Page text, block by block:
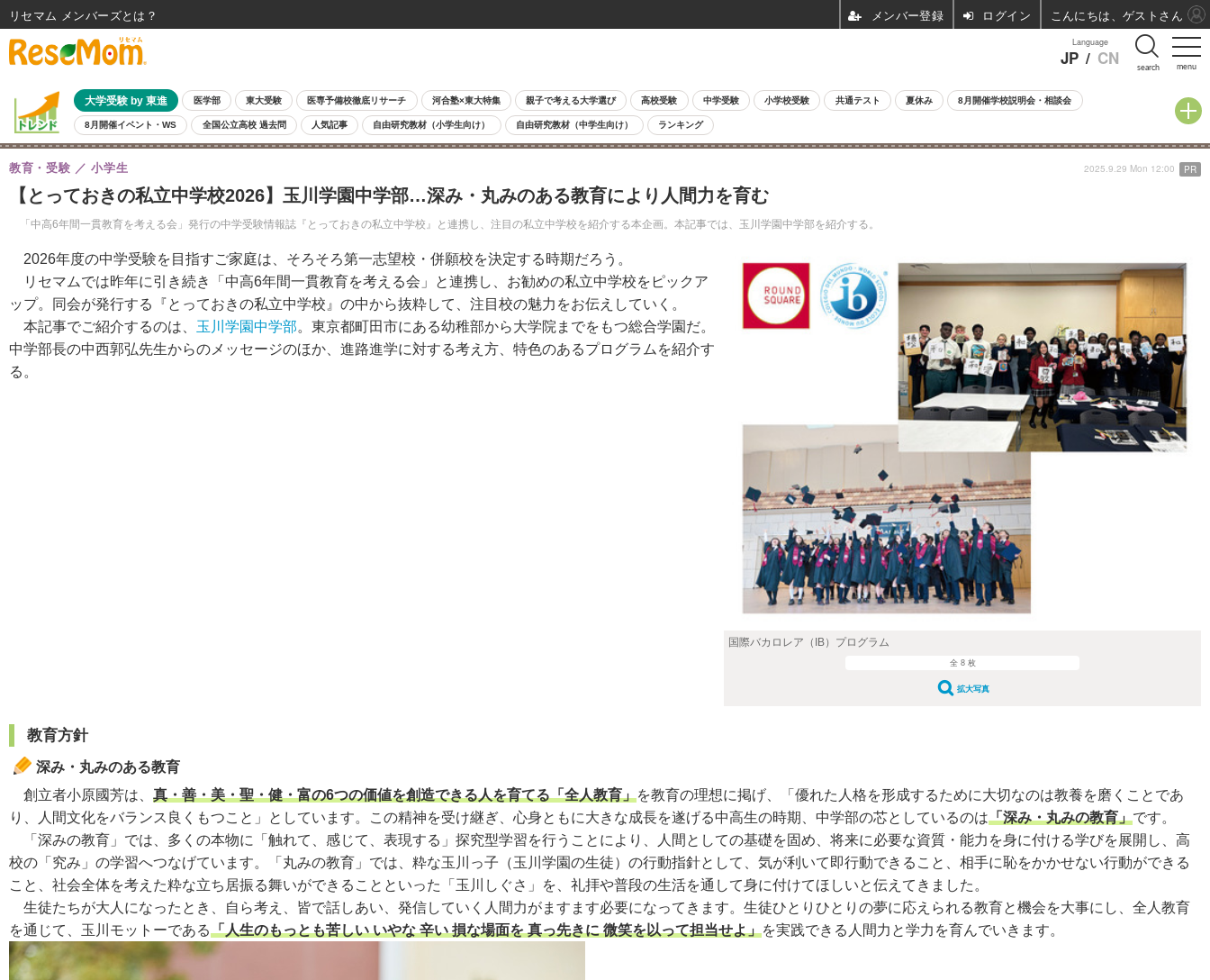
menu
Language
JP / CN search
大学受験 by 東進 医学部 東大受験 医専予備校徹底リサーチ 河合塾×東大特集 親子で考える大学選び 高校受験 中学受験 小学校受験 共通テスト 夏休み 8月開催学校説明会・相談会
8月開催イベント・WS 全国公立高校 過去問 人気記事 自由研究教材（小学生向け） 自由研究教材（中学生向け） ランキング
【とっておきの私立中学校2026】玉川学園中学部…深み・丸みのある教育により人間力を育む
「中高6年間一貫教育を考える会」発行の中学受験情報誌『とっておきの私立中学校』と連携し、注目の私立中学校を紹介する本企画。本記事では、玉川学園中学部を紹介する。
教育・受験 小学生 2025.9.29 Mon 12:00 PR
国際バカロレア（IB）プログラム
全 8 枚
拡大写真
2026年度の中学受験を目指すご家庭は、そろそろ第一志望校・併願校を決定する時期だろう。
リセマムでは昨年に引き続き「中高6年間一貫教育を考える会」と連携し、お勧めの私立中学校をピックア
ップ。同会が発行する『とっておきの私立中学校』の中から抜粋して、注目校の魅力をお伝えしていく。
本記事でご紹介するのは、 玉川学園中学部。東京都町田市にある幼稚部から大学院までをもつ総合学園だ。
中学部長の中西郭弘先生からのメッセージのほか、進路進学に対する考え方、特色のあるプログラムを紹介す
る。
教育方針
深み・丸みのある教育
創立者小原國芳は、 真・善・美・聖・健・富の6つの価値を創造できる人を育てる「全人教育」を教育の理想に掲げ、「優れた人格を形成するために大切なのは教養を磨くことであ
り、人間文化をバランス良くもつこと」としています。この精神を受け継ぎ、心身ともに大きな成長を遂げる中高生の時期、中学部の芯としているのは「深み・丸みの教育」です。
「深みの教育」では、多くの本物に「触れて、感じて、表現する」探究型学習を行うことにより、人間としての基礎を固め、将来に必要な資質・能力を身に付ける学びを展開し、高
校の「究み」の学習へつなげています。「丸みの教育」では、粋な玉川っ子（玉川学園の生徒）の行動指針として、気が利いて即行動できること、相手に恥をかかせない行動ができる
こと、社会全体を考えた粋な立ち居振る舞いができることといった「玉川しぐさ」を、礼拝や普段の生活を通して身に付けてほしいと伝えてきました。
生徒たちが大人になったとき、自ら考え、皆で話しあい、発信していく人間力がますます必要になってきます。生徒ひとりひとりの夢に応えられる教育と機会を大事にし、全人教育
を通じて、玉川モットーである「人生のもっとも苦しい いやな 辛い 損な場面を 真っ先きに 微笑を以って担当せよ」を実践できる人間力と学力を育んでいきます。
リセマム メンバーズ ログイン こんにちは、ゲストさん